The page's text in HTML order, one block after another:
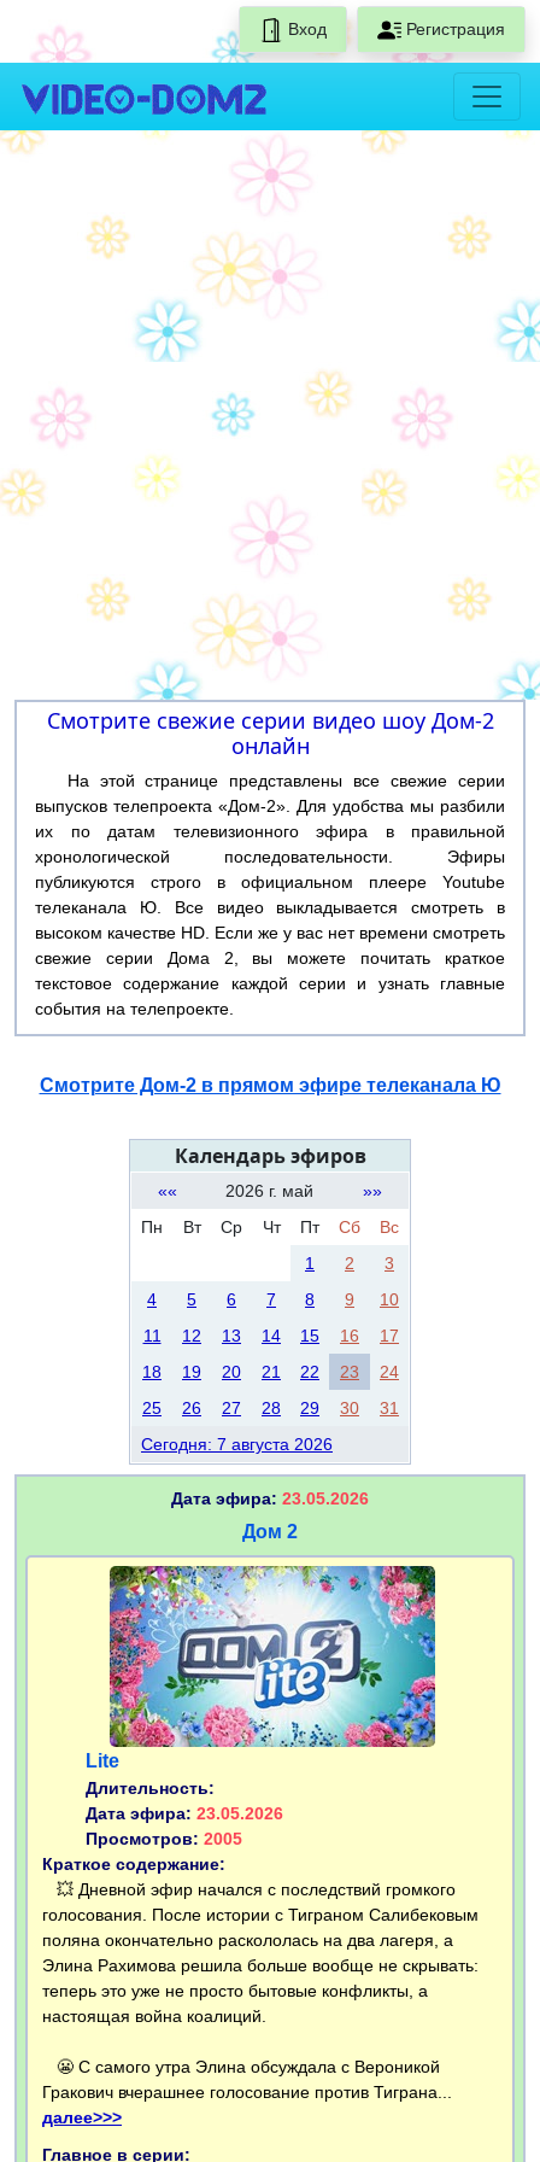
Вход Регистрация
Смотрите свежие серии видео шоу Дом-2
онлайн
На этой странице представлены все свежие серии
выпусков телепроекта «Дом-2». Для удобства мы разбили
их по датам телевизионного эфира в правильной
хронологической последовательности. Эфиры
публикуются строго в официальном плеере Youtube
телеканала Ю. Все видео выкладывается смотреть в
высоком качестве HD. Если же у вас нет времени смотреть
свежие серии Дома 2, вы можете почитать краткое
текстовое содержание каждой серии и узнать главные
события на телепроекте.
Смотрите Дом-2 в прямом эфире телеканала Ю
Календарь эфиров
«« 2026 г. май
»»
Пн
Вт Ср Чт Пт Сб
Вс
1
2
3
4
5 6 7 8 9
10
11
12 13 14 15 16
17
18
19 20 21 22 23
24
25
26 27 28 29 30
31
Сегодня: 7 августа 2026
Дата эфира: 23.05.2026
Дом 2
Lite
Длительность:
Дата эфира: 23.05.2026
Просмотров: 2005
Краткое содержание:
💥 Дневной эфир начался с последствий громкого
голосования. После истории с Тиграном Салибековым
поляна окончательно раскололась на два лагеря, а
Элина Рахимова решила больше вообще не скрывать:
теперь это уже не просто бытовые конфликты, а
настоящая война коалиций.
😬 С самого утра Элина обсуждала с Вероникой
Гракович вчерашнее голосование против Тиграна...
далее>>>
Главное в серии: